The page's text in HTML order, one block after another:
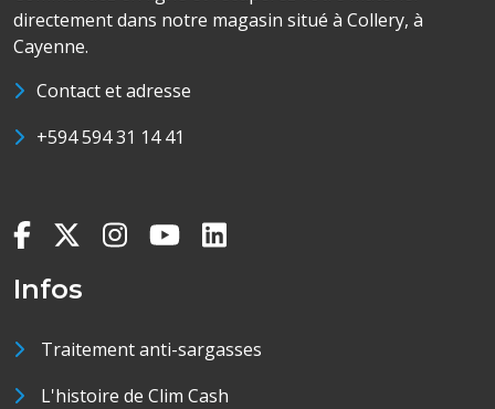
directement dans notre magasin situé à Collery, à
Cayenne.
Contact et adresse
+594 594 31 14 41
Infos
Traitement anti-sargasses
L'histoire de Clim Cash